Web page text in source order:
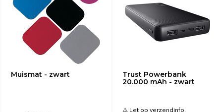
Muismat - zwart
Trust Powerbank
20.000 mAh - zwart
⚠️ Let op verzendinfo.